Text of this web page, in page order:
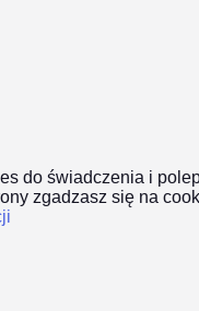
do świadczenia i
zgadzasz się na